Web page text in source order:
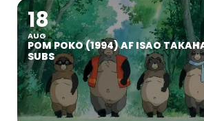
18
AUG
POM POKO (1994) AF ISAO
SUBS